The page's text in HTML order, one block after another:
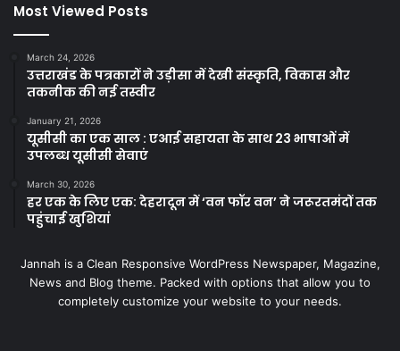
Most Viewed Posts
March 24, 2026
उत्तराखंड के पत्रकारों ने उड़ीसा में देखी संस्कृति, विकास और
तकनीक की नई तस्वीर
January 21, 2026
यूसीसी का एक साल : एआई सहायता के साथ 23 भाषाओं में
उपलब्ध यूसीसी सेवाएं
March 30, 2026
हर एक के लिए एक: देहरादून में ‘वन फॉर वन’ ने जरूरतमंदों तक
पहुंचाई खुशियां
Jannah is a Clean Responsive WordPress Newspaper, Magazine,
News and Blog theme. Packed with options that allow you to
completely customize your website to your needs.